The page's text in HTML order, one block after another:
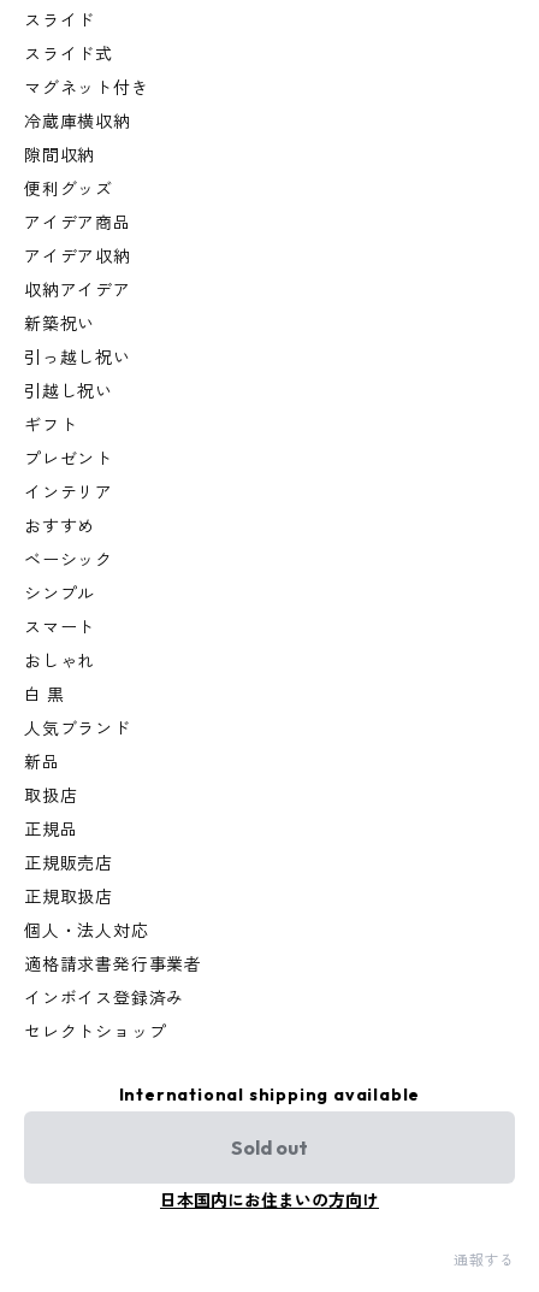
スライド
スライド式
マグネット付き
冷蔵庫横収納
隙間収納
便利グッズ
アイデア商品
アイデア収納
収納アイデア
新築祝い
引っ越し祝い
引越し祝い
ギフト
プレゼント
インテリア
おすすめ
ベーシック
シンプル
スマート
おしゃれ
白 黒
人気ブランド
新品
取扱店
正規品
正規販売店
正規取扱店
個人・法人対応
適格請求書発行事業者
インボイス登録済み
セレクトショップ
International shipping available
Sold out
日本国内にお住まいの方向け
通報する